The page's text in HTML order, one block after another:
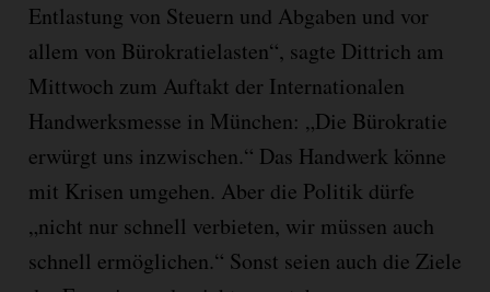
Entlastung von Steuern und Abgaben und vor
allem von Bürokratielasten“, sagte Dittrich am
Mittwoch zum Auftakt der Internationalen
Handwerksmesse in München: „Die Bürokratie
erwürgt uns inzwischen.“ Das Handwerk könne
mit Krisen umgehen. Aber die Politik dürfe
„nicht nur schnell verbieten, wir müssen auch
schnell ermöglichen.“ Sonst seien auch die Ziele